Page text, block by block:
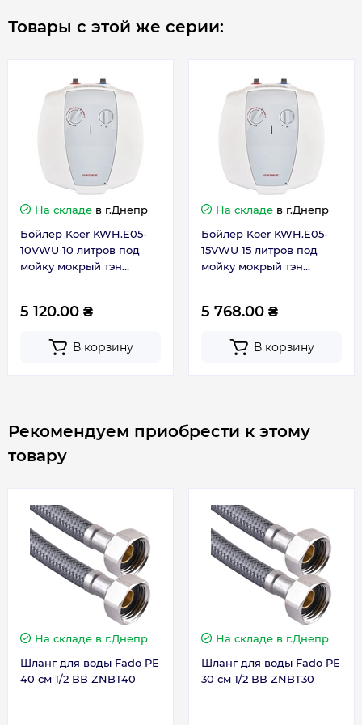
характеристик отечественных инженерных
мощностях Европейских предприятий;
контроль качества осуществляется
европейскими специалистами.
Гарантия производителя на бойлер Koer:
Гарантия на бак - 5 лет
Гарантия на электрическую часть – 2 года
Рабочее давление, бар
Размер подключения
Регулятор
температуры
Внешний (на
корпусе)
Тип нагрева Тэн
ТЭН
Управление Механическое
Страна бренда Чехия
Габариты, размеры, вес
Вес брутто, кг 7.37
Вес, кг 6.37
Высота, мм 384
Товары с этой же серии:
На складе в г.Днепр
Бойлер Koer KWH.E05-
10VWU 10 литров под
мойку мокрый тэн
5 120.00 ₴
В корзину
На складе в г.Днепр
Бойлер Koer KWH.E05-
15VWU 15 литров под
мойку мокрый тэн
5 768.00 ₴
В корзину
Рекомендуем приобрести к этому
товару
На складе в г.Днепр
Шланг для воды Fado PE
40 см 1/2 ВВ ZNBT40
На складе в г.Днепр
Шланг для воды Fado PE
30 см 1/2 ВВ ZNBT30